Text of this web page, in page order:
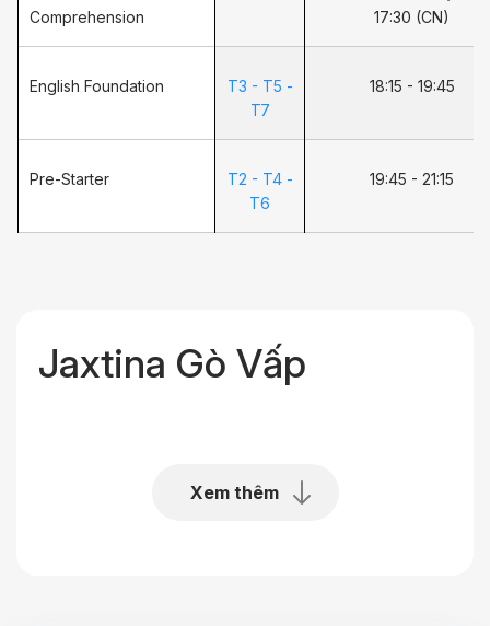
Comprehension
17:30 (CN)
English Foundation
T3 - T5 -
T7
18:15 - 19:45
Pre-Starter
T2 - T4 -
T6
19:45 - 21:15
Jaxtina Gò Vấp
Xem thêm